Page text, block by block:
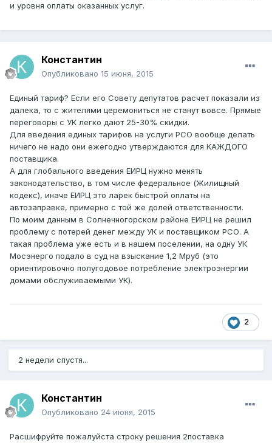
и уровня оплаты оказанных услуг.
Константин
Опубликовано 15 июня, 2015
Единый тариф? Если его Совету депутатов расчет показали из
далека, то с жителями церемониться не станут вовсе. Прямые
переговоры с УК легко дают 25-30% скидки.
Для введения единых тарифов на услуги РСО вообще делать
ничего не надо они ежегодно утверждаются для КАЖДОГО
поставщика.
А для глобального введения ЕИРЦ нужно менять
законодательство, в том числе федеральное (Жилищный
кодекс), иначе ЕИРЦ это ларек быстрой оплаты на
автозаправке, примерно с той же долей ответственности.
По моим данным в Солнечногорском районе ЕИРЦ не решил
проблему с потерей денег между УК и поставщиком РСО. А
такая проблема уже есть и в нашем поселении, на одну УК
Мосэнерго подало в суд на взыскание 1,2 Мруб (это
ориентировочно полугодовое потребление электроэнергии
домами обслуживаемыми УК).
2
2 недели спустя...
Константин
Опубликовано 24 июня, 2015
Расшифруйте пожалуйста строку решения 2поставка